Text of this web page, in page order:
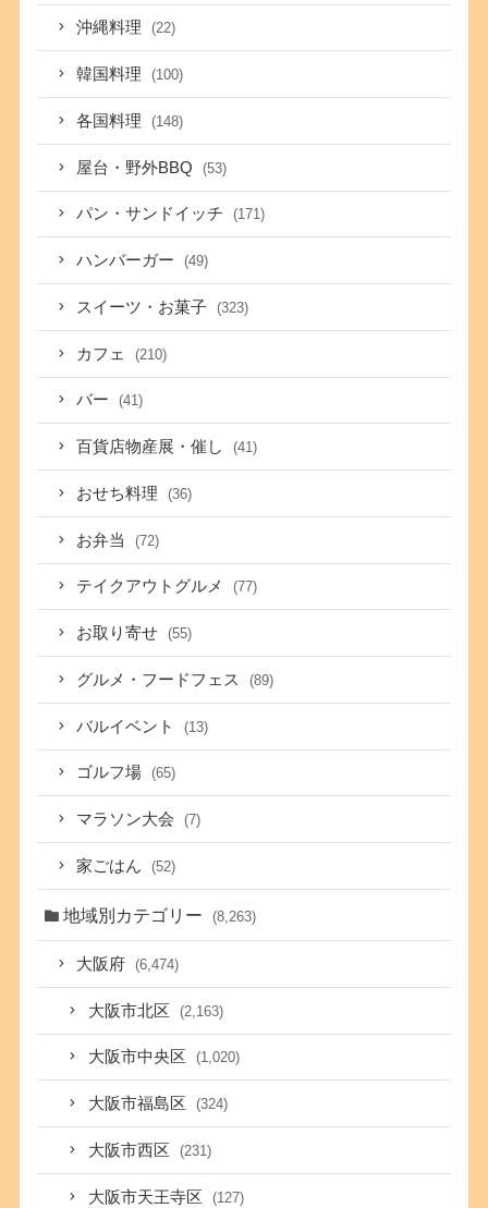
沖縄料理 (22)
韓国料理 (100)
各国料理 (148)
屋台・野外BBQ (53)
パン・サンドイッチ (171)
ハンバーガー (49)
スイーツ・お菓子 (323)
カフェ (210)
バー (41)
百貨店物産展・催し (41)
おせち料理 (36)
お弁当 (72)
テイクアウトグルメ (77)
お取り寄せ (55)
グルメ・フードフェス (89)
バルイベント (13)
ゴルフ場 (65)
マラソン大会 (7)
家ごはん (52)
地域別カテゴリー (8,263)
大阪府 (6,474)
大阪市北区 (2,163)
大阪市中央区 (1,020)
大阪市福島区 (324)
大阪市西区 (231)
大阪市天王寺区 (127)